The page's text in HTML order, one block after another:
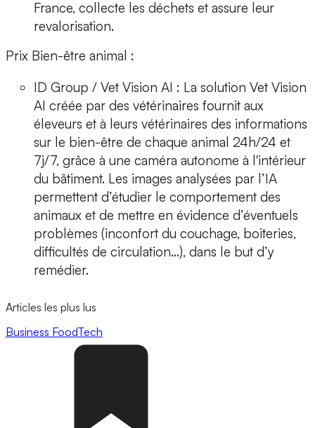
France, collecte les déchets et assure leur
revalorisation.
Prix Bien-être animal :
ID Group / Vet Vision AI : La solution Vet Vision
AI créée par des vétérinaires fournit aux
éleveurs et à leurs vétérinaires des informations
sur le bien-être de chaque animal 24h/24 et
7j/7, grâce à une caméra autonome à l'intérieur
du bâtiment. Les images analysées par l’IA
permettent d’étudier le comportement des
animaux et de mettre en évidence d’éventuels
problèmes (inconfort du couchage, boiteries,
difficultés de circulation…), dans le but d’y
remédier.
Articles les plus lus
Business FoodTech